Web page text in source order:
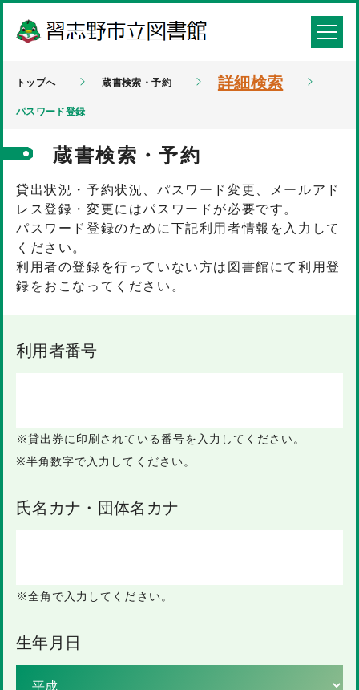
トップへ 蔵書検索・予約 詳細検索
パスワード登録
蔵書検索・予約
貸出状況・予約状況、パスワード変更、メールアド
レス登録・変更にはパスワードが必要です。
パスワード登録のために下記利用者情報を入力して
ください。
利用者の登録を行っていない方は図書館にて利用登
録をおこなってください。
利用者番号
※貸出券に印刷されている番号を入力してください。
※半角数字で入力してください。
氏名カナ・団体名カナ
※全角で入力してください。
生年月日